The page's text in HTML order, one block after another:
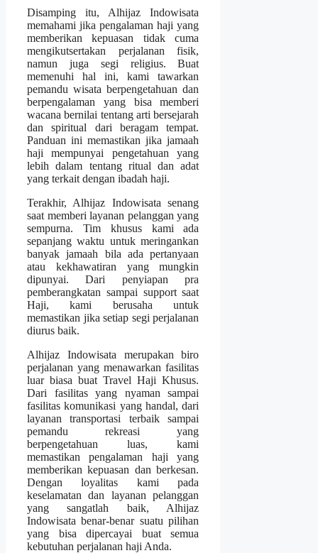
Disamping itu, Alhijaz Indowisata
memahami jika pengalaman haji yang
memberikan kepuasan tidak cuma
mengikutsertakan perjalanan fisik,
namun juga segi religius. Buat
memenuhi hal ini, kami tawarkan
pemandu wisata berpengetahuan dan
berpengalaman yang bisa memberi
wacana bernilai tentang arti bersejarah
dan spiritual dari beragam tempat.
Panduan ini memastikan jika jamaah
haji mempunyai pengetahuan yang
lebih dalam tentang ritual dan adat
yang terkait dengan ibadah haji.
Terakhir, Alhijaz Indowisata senang
saat memberi layanan pelanggan yang
sempurna. Tim khusus kami ada
sepanjang waktu untuk meringankan
banyak jamaah bila ada pertanyaan
atau kekhawatiran yang mungkin
dipunyai. Dari penyiapan pra
pemberangkatan sampai support saat
Haji, kami berusaha untuk
memastikan jika setiap segi perjalanan
diurus baik.
Alhijaz Indowisata merupakan biro
perjalanan yang menawarkan fasilitas
luar biasa buat Travel Haji Khusus.
Dari fasilitas yang nyaman sampai
fasilitas komunikasi yang handal, dari
layanan transportasi terbaik sampai
pemandu rekreasi yang
berpengetahuan luas, kami
memastikan pengalaman haji yang
memberikan kepuasan dan berkesan.
Dengan loyalitas kami pada
keselamatan dan layanan pelanggan
yang sangatlah baik, Alhijaz
Indowisata benar-benar suatu pilihan
yang bisa dipercayai buat semua
kebutuhan perjalanan haji Anda.